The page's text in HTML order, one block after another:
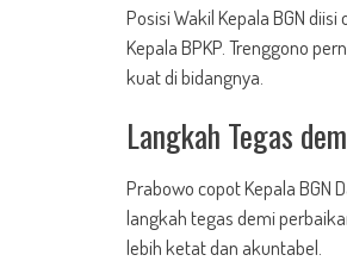
Posisi Wakil Kepala BGN
Kepala BPKP. Trenggono
kuat di bidangnya.
Langkah Tegas
Prabowo copot Kepala BGN
langkah tegas demi
lebih ketat dan akuntabel.